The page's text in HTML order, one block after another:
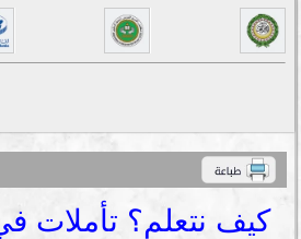
كيف نتعلم؟ تأملات في